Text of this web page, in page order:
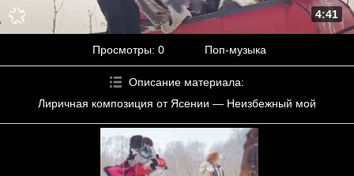
4:41
Просмотры: 0 Поп-музыка
Описание материала:
Лиричная композиция от Ясении — Неизбежный мой